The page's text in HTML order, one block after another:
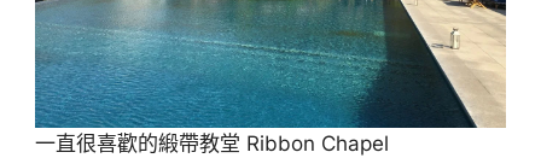
一直很喜歡的緞帶教堂 Ribbon Chapel